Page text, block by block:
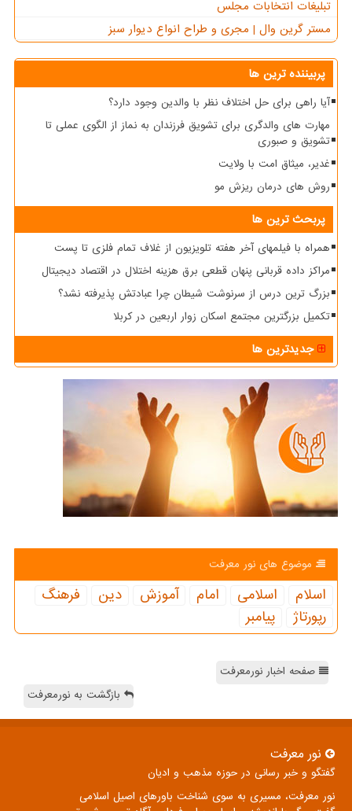
تبلیغات انتخابات مجلس
مستر گرین وال | مجری و طراح انواع دیوار سبز
پربیننده ترین ها
آیا راهی برای حل اختلاف نظر با والدین وجود دارد؟
مهارت های والدگری برای تشویق فرزندان به نماز از الگوی عملی تا
تشویق و صبوری
غدیر، میثاق امت با ولایت
روش های درمان ریزش مو
پربحث ترین ها
همراه با فیلمهای آخر هفته تلویزیون از غلاف تمام فلزی تا پست
مراکز داده قربانی پنهان قطعی برق هزینه اختلال در اقتصاد دیجیتال
بزرگ ترین درس از سرنوشت شیطان چرا عبادتش پذیرفته نشد؟
تکمیل بزرگترین مجتمع اسکان زوار اربعین در کربلا
جدیدترین ها
موضوع های نور معرفت
اسلام اسلامی امام آموزش دین
فرهنگ
رپورتاژ
پیامبر
صفحه اخبار نورمعرفت
بازگشت به نورمعرفت
نور معرفت
گفتگو و خبر رسانی در حوزه مذهب و ادیان
نور معرفت، مسیری به سوی شناخت باورهای اصیل اسلامی